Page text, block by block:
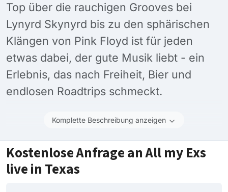
Top über die rauchigen Grooves bei
Lynyrd Skynyrd bis zu den sphärischen
Klängen von Pink Floyd ist für jeden
etwas dabei, der gute Musik liebt - ein
Erlebnis, das nach Freiheit, Bier und
endlosen Roadtrips schmeckt.
Komplette Beschreibung anzeigen
Kostenlose Anfrage an All my Exs
live in Texas